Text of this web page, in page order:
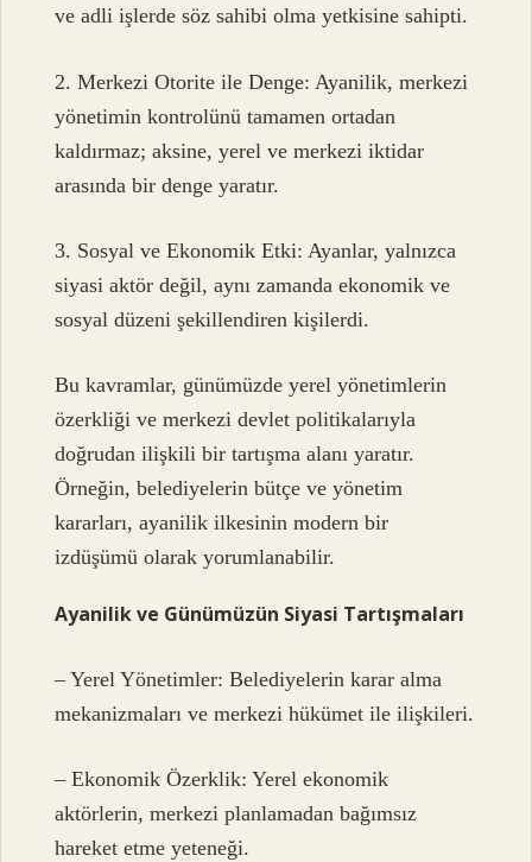
ve adli işlerde söz sahibi olma yetkisine sahipti.
2. Merkezi Otorite ile Denge: Ayanilik, merkezi
yönetimin kontrolünü tamamen ortadan
kaldırmaz; aksine, yerel ve merkezi iktidar
arasında bir denge yaratır.
3. Sosyal ve Ekonomik Etki: Ayanlar, yalnızca
siyasi aktör değil, aynı zamanda ekonomik ve
sosyal düzeni şekillendiren kişilerdi.
Bu kavramlar, günümüzde yerel yönetimlerin
özerkliği ve merkezi devlet politikalarıyla
doğrudan ilişkili bir tartışma alanı yaratır.
Örneğin, belediyelerin bütçe ve yönetim
kararları, ayanilik ilkesinin modern bir
izdüşümü olarak yorumlanabilir.
Ayanilik ve Günümüzün Siyasi Tartışmaları
– Yerel Yönetimler: Belediyelerin karar alma
mekanizmaları ve merkezi hükümet ile ilişkileri.
– Ekonomik Özerklik: Yerel ekonomik
aktörlerin, merkezi planlamadan bağımsız
hareket etme yeteneği.